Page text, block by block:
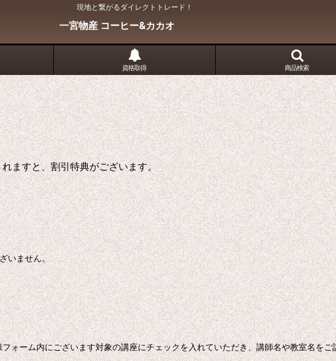
現地と繋がるダイレクトトレード！
一宮物産 コーヒー&カカオ
資格取得 商品検索
ますと、割引特典がございます。
いません。
ォーム内にございます対象の講座にチェックを入れていただき、講師名や教室名をご